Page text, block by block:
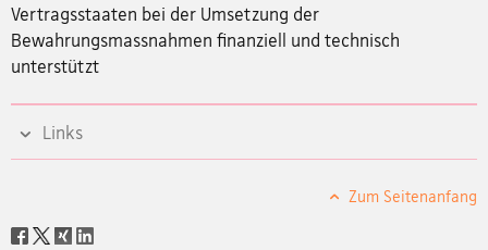
Vertragsstaaten bei der Umsetzung der
Bewahrungsmassnahmen finanziell und technisch
unterstützt
Links
Zum Seitenanfang
Social